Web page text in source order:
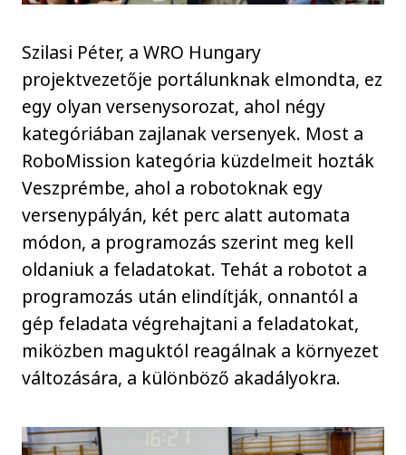
Szilasi Péter, a WRO Hungary
projektvezetője portálunknak elmondta, ez
egy olyan versenysorozat, ahol négy
kategóriában zajlanak versenyek. Most a
RoboMission kategória küzdelmeit hozták
Veszprémbe, ahol a robotoknak egy
versenypályán, két perc alatt automata
módon, a programozás szerint meg kell
oldaniuk a feladatokat. Tehát a robotot a
programozás után elindítják, onnantól a
gép feladata végrehajtani a feladatokat,
miközben maguktól reagálnak a környezet
változására, a különböző akadályokra.